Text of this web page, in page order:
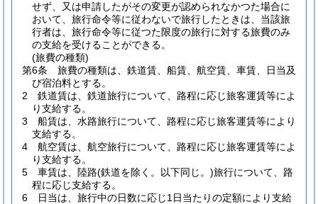
せず、又は申請したがその変更が認められなかつた場合に
おいて、旅行命令等に従わないで旅行したときは、当該旅
行者は、旅行命令等に従つた限度の旅行に対する旅費のみ
の支給を受けることができる。
(旅費の種類)
第6条
旅費の種類は、鉄道賃、船賃、航空賃、車賃、日当及
び宿泊料とする。
2
鉄道賃は、鉄道旅行について、路程に応じ旅客運賃等によ
り支給する。
3
船賃は、水路旅行について、路程に応じ旅客運賃等により
支給する。
4
航空賃は、航空旅行について、路程に応じ旅客運賃等によ
り支給する。
5
車賃は、陸路(鉄道を除く。以下同じ。)旅行について、路
程に応じ支給する。
6
日当は、旅行中の日数に応じ1日当たりの定額により支給